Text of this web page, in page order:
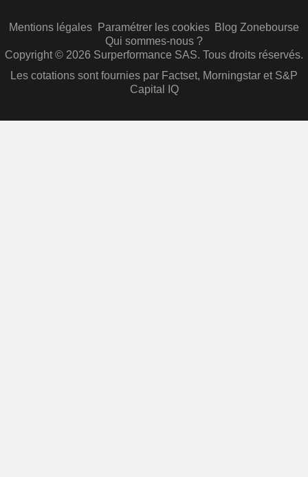
Mentions légales Paramétrer les cookies Blog Zonebourse
Qui sommes-nous ?
Copyright © 2026 Surperformance SAS. Tous droits réservés.
Les cotations sont fournies par Factset, Morningstar et S&P
Capital IQ